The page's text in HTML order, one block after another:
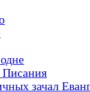
Писания
зачал